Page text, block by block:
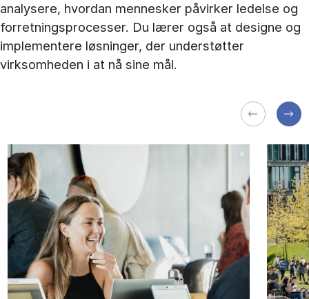
analysere, hvordan mennesker påvirker ledelse og
forretningsprocesser. Du lærer også at designe og
implementere løsninger, der understøtter
virksomheden i at nå sine mål.